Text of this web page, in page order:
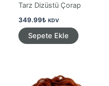
Tarz Dizüstü Çorap
349.99₺ KDV
Sepete Ekle